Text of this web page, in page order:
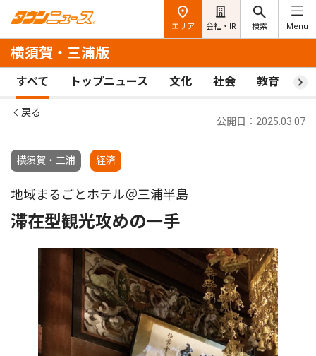
エリア 会社・IR 検索 Menu
横須賀・三浦版
すべて トップニュース 文化 社会 教育 ス
戻る
横須賀・三浦 経済
公開日：2025.03.07
地域まるごとホテル＠三浦半島
滞在型観光攻めの一手